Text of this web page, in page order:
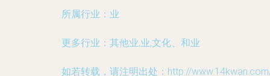
所属行业： 业
更多行业： 其他业,业,文化、和业
如若转载，请注明出处：http://